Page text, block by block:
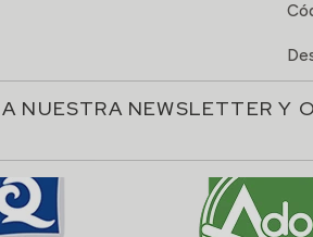
NUESTRA NEWSLETTER Y